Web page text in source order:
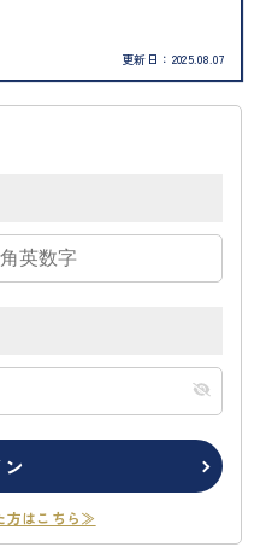
更新日： 2025.08.07
方はこちら≫